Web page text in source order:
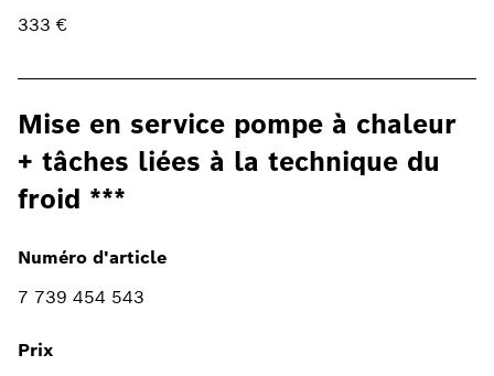
333 €
Mise en service pompe à chaleur
+ tâches liées à la technique du
froid ***
Numéro d'article
7 739 454 543
Prix